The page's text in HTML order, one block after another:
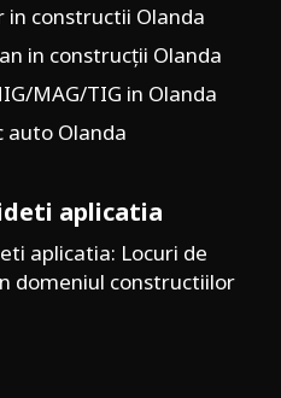
in constructii Olanda
in construcții Olanda
MAG/TIG in Olanda
auto Olanda
aplicatia
aplicatia: Locuri de
domeniul constructiilor